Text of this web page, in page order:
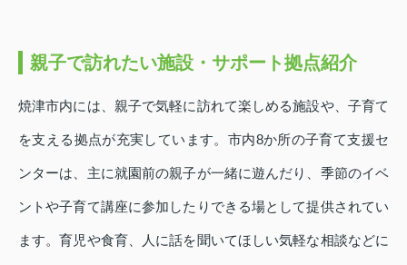
親子で訪れたい施設・サポート拠点紹介
焼津市内には、親子で気軽に訪れて楽しめる施設や、子育て
を支える拠点が充実しています。市内8か所の子育て支援セ
ンターは、主に就園前の親子が一緒に遊んだり、季節のイベ
ントや子育て講座に参加したりできる場として提供されてい
ます。育児や食育、人に話を聞いてほしい気軽な相談などに